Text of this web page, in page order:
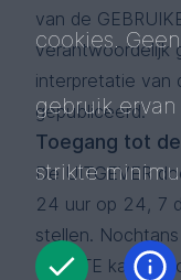
van de
verantwoordelijk
interpretatie van
gepubliceerd.
Toegang tot de
De UITGEVER
24 uur op 24, 7
stellen.
De SITE kan het
cookies.
gebruik
strikte